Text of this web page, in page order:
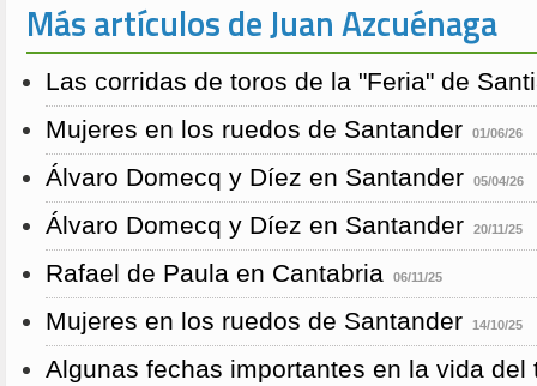
Más artículos de Juan Azcuénaga
Las corridas de toros de la "Feria" de
Mujeres en los ruedos de Santander
01/06/26
Álvaro Domecq y Díez en Santander 05/04/26
Álvaro Domecq y Díez en Santander 20/11/25
Rafael de Paula en Cantabria 06/11/25
Mujeres en los ruedos de Santander 14/10/25
Algunas fechas importantes en la vida del